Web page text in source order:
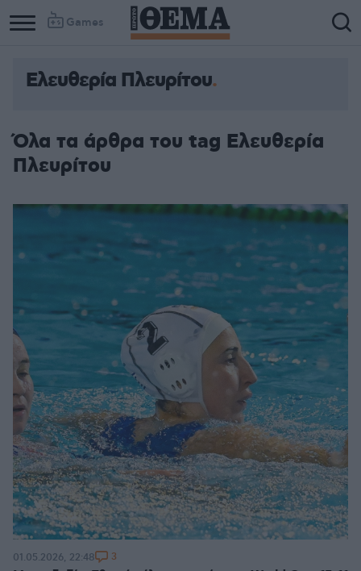
Games
Ελευθερία Πλευρίτου
Όλα τα άρθρα του tag Ελευθερία
Πλευρίτου
01.05.2026, 22:48 3